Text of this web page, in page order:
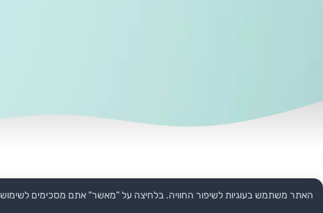
האתר משתמש בעוגיות לשיפור החוויה. בלחיצה על "מאשר" אתם מסכימים